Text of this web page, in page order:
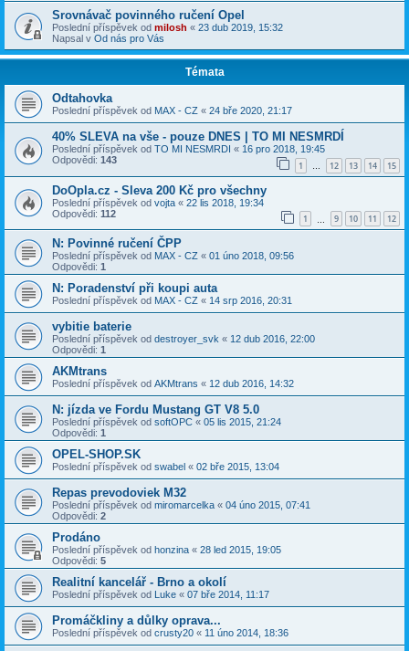
Srovnávač povinného ručení Opel
Poslední příspěvek od milosh « 23 dub 2019, 15:32
Napsal v Od nás pro Vás
Témata
Odtahovka
Poslední příspěvek od MAX - CZ « 24 bře 2020, 21:17
40% SLEVA na vše - pouze DNES | TO MI NESMRDÍ
Poslední příspěvek od TO MI NESMRDI « 16 pro 2018, 19:45
Odpovědi: 143 1 … 12 13 14 15
DoOpla.cz - Sleva 200 Kč pro všechny
Poslední příspěvek od vojta « 22 lis 2018, 19:34
Odpovědi: 112 1 9 10 11 12
N: Povinné ručení ČPP
Poslední příspěvek od MAX - CZ « 01 úno 2018, 09:56
Odpovědi: 1
N: Poradenství při koupi auta
Poslední příspěvek od MAX - CZ « 14 srp 2016, 20:31
vybitie baterie
Poslední příspěvek od destroyer_svk « 12 dub 2016, 22:00
Odpovědi: 1
AKMtrans
Poslední příspěvek od AKMtrans « 12 dub 2016, 14:32
N: jízda ve Fordu Mustang GT V8 5.0
Poslední příspěvek od softOPC « 05 lis 2015, 21:24
Odpovědi: 1
OPEL-SHOP.SK
Poslední příspěvek od swabel « 02 bře 2015, 13:04
Repas prevodoviek M32
Poslední příspěvek od miromarcelka « 04 úno 2015, 07:41
Odpovědi: 2
Prodáno
Poslední příspěvek od honzina « 28 led 2015, 19:05
Odpovědi: 5
Realitní kancelář - Brno a okolí
Poslední příspěvek od Luke « 07 bře 2014, 11:17
Promáčkliny a důlky oprava...
Poslední příspěvek od crusty20 « 11 úno 2014, 18:36